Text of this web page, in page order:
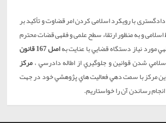
با رویکرد اسلامی کردن امر قضاوت و تأکید بر
و به منظور ارتقاء سطح علمی و فقهی قضات محترم
مورد نياز دستگاه قضايي با عنايت به
اصل 167 قانون
شدن قوانين و جلوگيري از اطاله دادرسي ،مرکز
گرفت. این مرکز با سمت دهي فعاليت هاي پژوهشي خود در جهت
رساندن آن را خواستاريم.